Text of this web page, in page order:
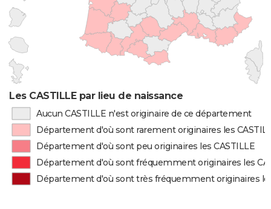
Les CASTILLE par lieu de naissance
Aucun CASTILLE n'est originaire de ce département
Département d'où sont rarement originaires les
Département d'où sont peu originaires les CASTILLE
Département d'où sont fréquemment originaires les
Département d'où sont très fréquemment originaires